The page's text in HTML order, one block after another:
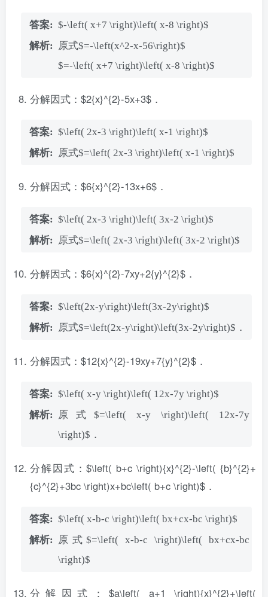
$-\left( x+7 \right)\left( x-8 \right)$
原式$=-\left(x^2-x-56\right)$
$=-\left( x+7 \right)\left( x-8 \right)$
分解因式：$2{x}^{2}-5x+3$．
$\left( 2x-3 \right)\left( x-1 \right)$
原式$=\left( 2x-3 \right)\left( x-1 \right)$
分解因式：$6{x}^{2}-13x+6$．
$\left( 2x-3 \right)\left( 3x-2 \right)$
原式$=\left( 2x-3 \right)\left( 3x-2 \right)$
分解因式：$6{x}^{2}-7xy+2{y}^{2}$．
$\left(2x-y\right)\left(3x-2y\right)$
原式$=\left(2x-y\right)\left(3x-2y\right)$．
分解因式：$12{x}^{2}-19xy+7{y}^{2}$．
$\left( x-y \right)\left( 12x-7y \right)$
原式$=\left( x-y \right)\left( 12x-7y
\right)$．
分解因式：$\left( b+c \right){x}^{2}-\left( {b}^{2}+
{c}^{2}+3bc \right)x+bc\left( b+c \right)$．
$\left( x-b-c \right)\left( bx+cx-bc \right)$
原式$=\left( x-b-c \right)\left( bx+cx-bc
\right)$
分解因式：$a\left( a+1 \right){x}^{2}+\left(